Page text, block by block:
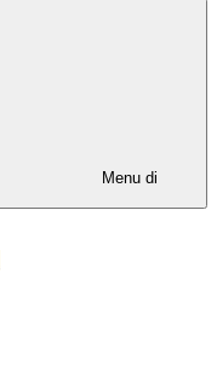
Menu di